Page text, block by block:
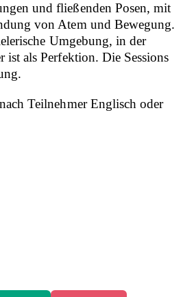
und fließenden Posen, mit
von Atem und Bewegung.
Umgebung, in der
als Perfektion. Die Sessions
Teilnehmer Englisch oder